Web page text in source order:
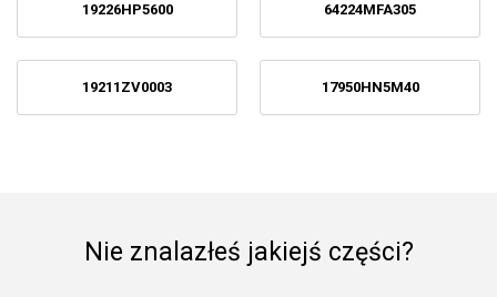
19226HP5600 64224MFA305
19211ZV0003 17950HN5M40
Nie znalazłeś jakiejś części?